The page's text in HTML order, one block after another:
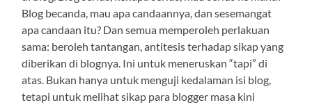
Blog becanda, mau apa candaannya, dan sesemangat
apa candaan itu? Dan semua memperoleh perlakuan
sama: beroleh tantangan, antitesis terhadap sikap yang
diberikan di blognya. Ini untuk meneruskan “tapi” di
atas. Bukan hanya untuk menguji kedalaman isi blog,
tetapi untuk melihat sikap para blogger masa kini